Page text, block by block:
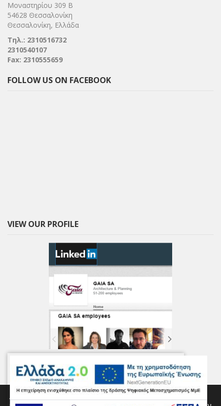
Μοναστηρίου 309 Β
54628 Θεσσαλονίκη
Θεσσαλονίκη, Ελλάδα
Τηλ.: 2310516732
2310540107
Fax: 2310555659
FOLLOW US ON FACEBOOK
VIEW OUR PROFILE
Αυτός ο ιστότοπος χρησιμοποιεί cookies για την παροχή των